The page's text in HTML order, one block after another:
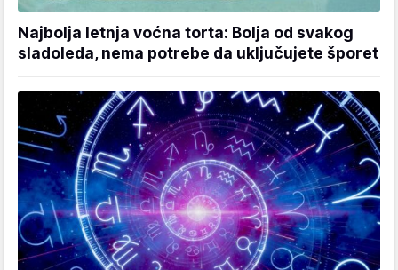
Najbolja letnja voćna torta: Bolja od svakog
sladoleda, nema potrebe da uključujete šporet